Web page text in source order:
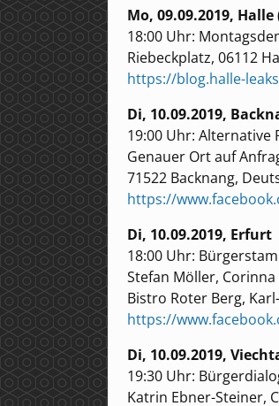
Mo, 09.09.2019, Halle
18:00 Uhr:
Riebeckplatz, 06112
https://blog.halle-
Di, 10.09.2019,
19:00 Uhr: Alternative
Genauer Ort auf
71522 Backnang,
https://
Di, 10.09.2019, Erfurt
18:00 Uhr:
Stefan Möller,
Bistro Roter Berg,
https://
Di, 10.09.2019,
19:30 Uhr:
Katrin Ebner-Steiner,